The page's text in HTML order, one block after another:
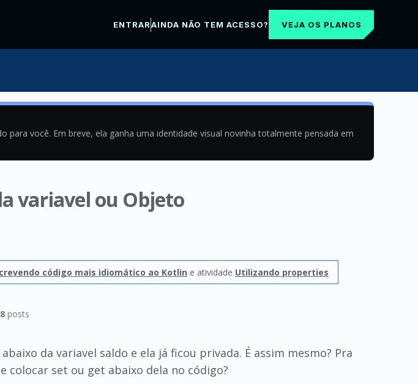
ENTRARAINDA NÃO TEM ACESSO? VEJA OS PLANOS
você. Em breve, ela ganha uma identidade visual novinha totalmente pensada em
variavel ou Objeto
código mais idiomático ao Kotlin e atividade Utilizando properties
8 posts
da variavel saldo e ela já ficou privada. É assim mesmo? Pra
colocar set ou get abaixo dela no código?